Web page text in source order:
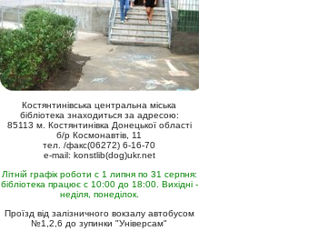
Костянтинівська центральна міська
бібліотека знаходиться за адресою:
85113 м. Костянтинівка Донецької області
б/р Космонавтів, 11
тел. /факс(06272) 6-16-70
e-mail: konstlib(dog)ukr.net
Літній графік роботи с 1 липня по 31 серпня:
бібліотека працює с 10:00 до 18:00. Вихідні -
неділя, понеділок.
Проїзд від залізничного вокзалу автобусом
№1,2,6 до зупинки "Універсам"